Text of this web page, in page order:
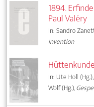
1894.
Paul Valéry
In: Sandro
Invention
Hüttenkunde
In: Ute Holl
Wolf (Hg.),